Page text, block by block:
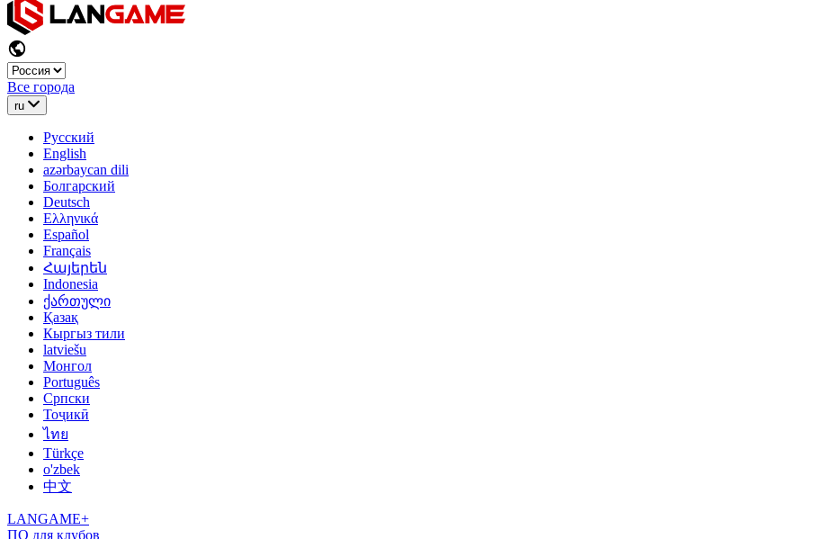
Все города
ru
Русский
English
azərbaycan dili
Болгарский
Deutsch
Ελληνικά
Español
Français
Հայերեն
Indonesia
ქართული
Қазақ
Кыргыз тили
latviešu
Монгол
Português
Српски
Тоҷикӣ
ไทย
Türkçe
o'zbek
中文
LANGAME+
ПО для клубов